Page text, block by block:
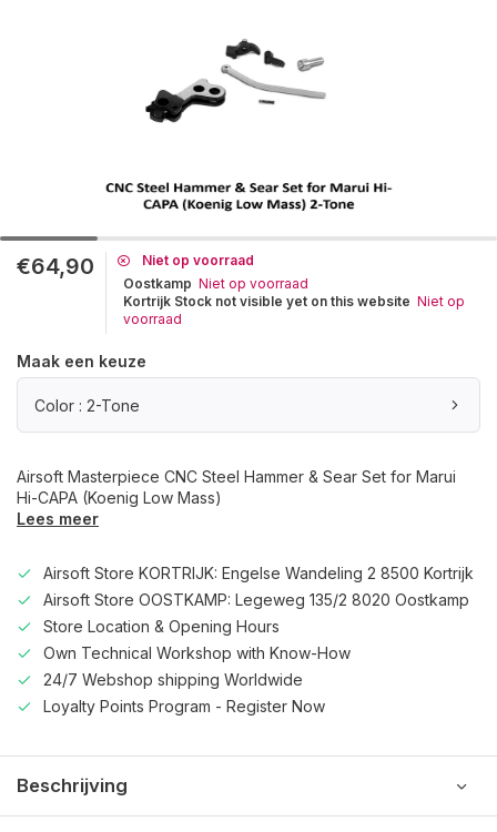
€64,90
Niet op voorraad
Oostkamp Niet op voorraad
Kortrijk Stock not visible yet on this website Niet op
voorraad
Maak een keuze
Color : 2-Tone
Airsoft Masterpiece CNC Steel Hammer & Sear Set for Marui
Hi-CAPA (Koenig Low Mass)
Lees meer
Airsoft Store KORTRIJK: Engelse Wandeling 2 8500 Kortrijk
Airsoft Store OOSTKAMP: Legeweg 135/2 8020 Oostkamp
Store Location & Opening Hours
Own Technical Workshop with Know-How
24/7 Webshop shipping Worldwide
Loyalty Points Program - Register Now
Beschrijving